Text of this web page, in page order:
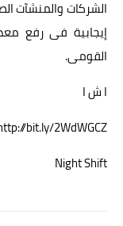
الشركات والمنشآت
إيجابية فى رفع
القومى.
ا ش ا
bit.ly/2WdWGCZ
Night Shift